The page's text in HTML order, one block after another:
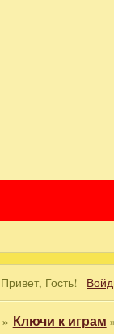
Привет, Гость!
» Ключи к играм